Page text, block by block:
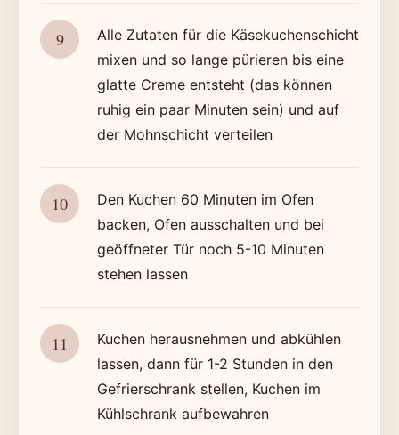
Alle Zutaten für die Käsekuchenschicht
mixen und so lange pürieren bis eine
glatte Creme entsteht (das können
ruhig ein paar Minuten sein) und auf
der Mohnschicht verteilen
Den Kuchen 60 Minuten im Ofen
backen, Ofen ausschalten und bei
geöffneter Tür noch 5-10 Minuten
stehen lassen
Kuchen herausnehmen und abkühlen
lassen, dann für 1-2 Stunden in den
Gefrierschrank stellen, Kuchen im
Kühlschrank aufbewahren